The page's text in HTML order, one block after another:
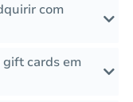
com
gift cards em